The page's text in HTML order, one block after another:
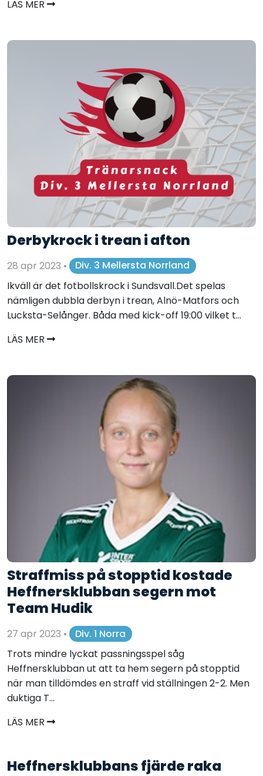
LÄS MER
Derbykrock i trean i afton
28 apr 2023 •
Div. 3 Mellersta Norrland
Ikväll är det fotbollskrock i Sundsvall.Det spelas
nämligen dubbla derbyn i trean, Alnö-Matfors och
Lucksta-Selånger. Båda med kick-off 19:00 vilket t...
LÄS MER
Straffmiss på stopptid kostade
Heffnersklubban segern mot
Team Hudik
27 apr 2023 •
Div. 1 Norra
Trots mindre lyckat passningsspel såg
Heffnersklubban ut att ta hem segern på stopptid
när man tilldömdes en straff vid ställningen 2-2. Men
duktiga T...
LÄS MER
Heffnersklubbans fjärde raka